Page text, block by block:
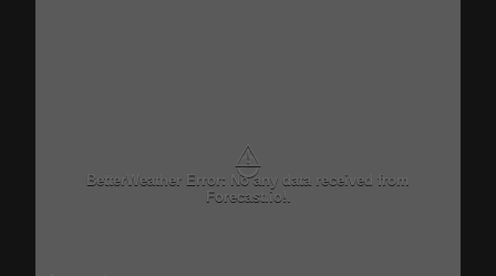
⚠
BetterWeather Error: No any data received from
Forecast.io!.